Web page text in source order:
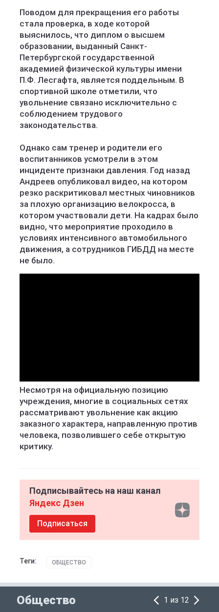
Поводом для прекращения его работы
стала проверка, в ходе которой
выяснилось, что диплом о высшем
образовании, выданный Санкт-
Петербургской государственной
академией физической культуры имени
П.Ф. Лесгафта, является поддельным. В
спортивной школе отметили, что
увольнение связано исключительно с
соблюдением трудового
законодательства.
Однако сам тренер и родители его
воспитанников усмотрели в этом
инциденте признаки давления. Год назад
Андреев опубликовал видео, на котором
резко раскритиковал местных чиновников
за плохую организацию велокросса, в
котором участвовали дети. На кадрах было
видно, что мероприятие проходило в
условиях интенсивного автомобильного
движения, а сотрудников ГИБДД на месте
не было.
Несмотря на официальную позицию
учреждения, многие в социальных сетях
рассматривают увольнение как акцию
заказного характера, направленную против
человека, позволившего себе открытую
критику.
Подписывайтесь на наш канал
Яндекс Дзен
Подписаться
Теги: ОБЩЕСТВО
Общество 1 из 12